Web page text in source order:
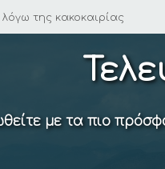
ΚΑΠΗ
της κακοκαιρίας
με τα πιο